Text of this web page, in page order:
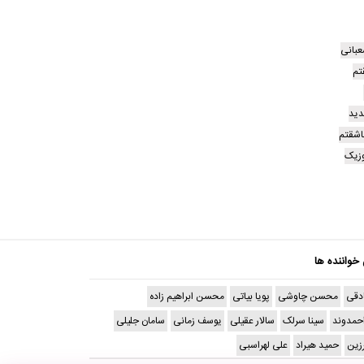
خواننده ها
محسن چاوشی پویا بیاتی محسن ابراهیم زاده
سینا سرلک سالار عقیلی یوسف زمانی سامان جلیلی
حمید هیراد علی لهراسبی